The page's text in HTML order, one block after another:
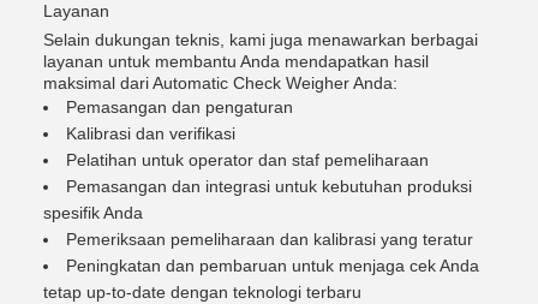
Layanan
Selain dukungan teknis, kami juga menawarkan berbagai
layanan untuk membantu Anda mendapatkan hasil
maksimal dari Automatic Check Weigher Anda:
Pemasangan dan pengaturan
Kalibrasi dan verifikasi
Pelatihan untuk operator dan staf pemeliharaan
Pemasangan dan integrasi untuk kebutuhan produksi
spesifik Anda
Pemeriksaan pemeliharaan dan kalibrasi yang teratur
Peningkatan dan pembaruan untuk menjaga cek Anda
tetap up-to-date dengan teknologi terbaru